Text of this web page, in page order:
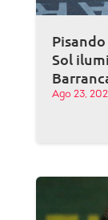
Sol
Ago 23,